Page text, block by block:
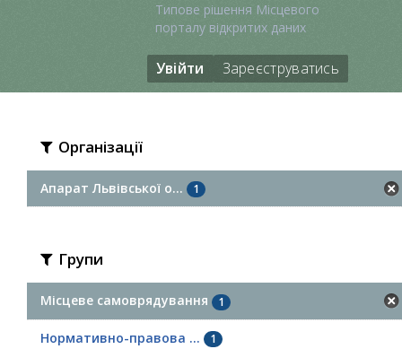
Типове рішення Місцевого
порталу відкритих даних
Увійти Зареєструватись
Організації
Апарат Львівської о... 1
Групи
Місцеве самоврядування 1
Нормативно-правова ... 1